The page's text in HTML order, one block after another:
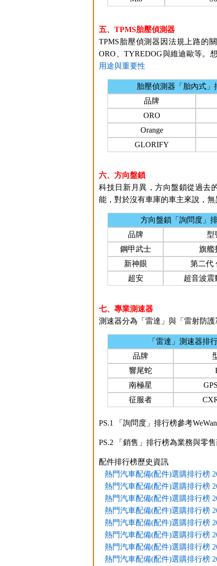
五、TPMS胎壓偵測器
TPMS胎壓偵測器因法規上路的
ORO、TYREDOG與維迪歐等。
用途與重要性
胎壓偵測器「胎內式」
品牌
ORO
Orange
GLORIFY
六、方向盤鎖
科技日新月異，方向盤鎖從過去
能，對於沒有車庫的車主來說，
方向盤鎖「詢問度」
品牌
型
鋼甲武士
旗艦
新神眼
第二代
超安
超音波震
七、專業測速器
測速器分為「雷達」與「雷射防
「雷達」測速器排
品牌
響尾蛇
南極星
征服者
PS.1 「詢問度」排行榜參考
PS.2 「銷售」排行榜為業務與零
配件排行榜歷史資訊
熱門汽車配備(配件)選購排行榜
熱門汽車配備(配件)選購排行榜
熱門汽車配備(配件)選購排行榜
熱門汽車配備(配件)選購排行榜
熱門汽車配備(配件)選購排行榜
熱門汽車配備(配件)選購排行榜
熱門汽車配備(配件)選購排行榜
熱門汽車配備(配件)選購排行榜